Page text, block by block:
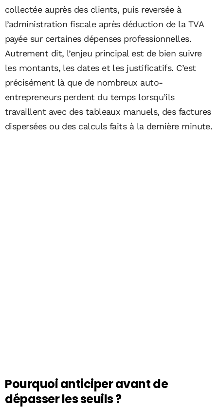
collectée auprès des clients, puis reversée à
l’administration fiscale après déduction de la TVA
payée sur certaines dépenses professionnelles.
Autrement dit, l’enjeu principal est de bien suivre
les montants, les dates et les justificatifs. C’est
précisément là que de nombreux auto-
entrepreneurs perdent du temps lorsqu’ils
travaillent avec des tableaux manuels, des factures
dispersées ou des calculs faits à la dernière minute.
Pourquoi anticiper avant de
dépasser les seuils ?